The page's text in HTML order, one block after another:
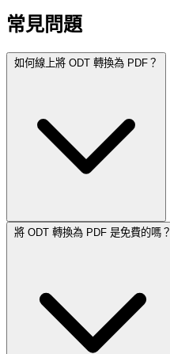
常見問題
如何線上將 ODT 轉換為 PDF？
將 ODT 轉換為 PDF 是免費的嗎？